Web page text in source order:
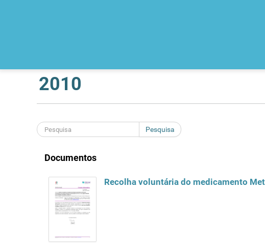
2010
Pesquisa
Documentos